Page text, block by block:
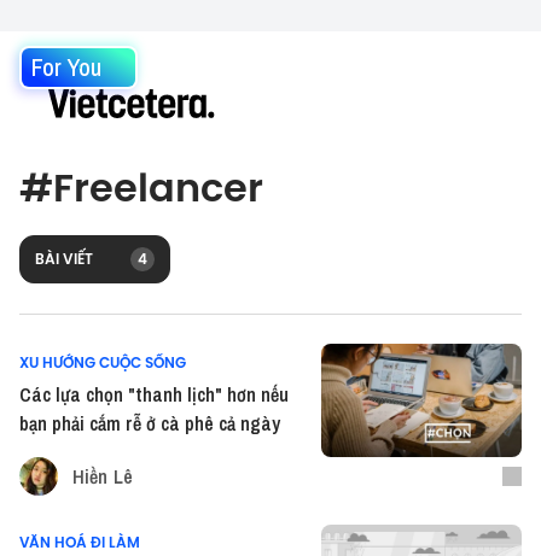
For You
#Freelancer
BÀI VIẾT 4
XU HƯỚNG CUỘC SỐNG
Các lựa chọn "thanh lịch" hơn nếu
bạn phải cắm rễ ở cà phê cả ngày
Hiền Lê
VĂN HOÁ ĐI LÀM